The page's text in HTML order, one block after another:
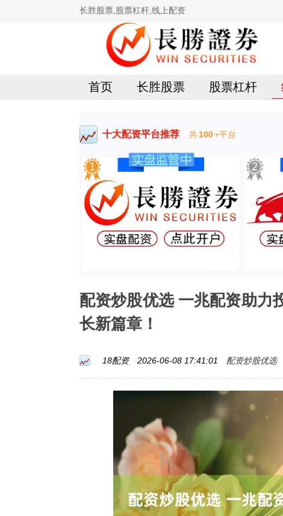
长胜股票,股票杠杆,线上配资
首页 长胜股票 股票杠杆
十大配资平台推荐 共100+平台
配资炒股优选 一兆配资助力
长新篇章！
18配资 2026-06-08 17:41:01 配资炒股优选